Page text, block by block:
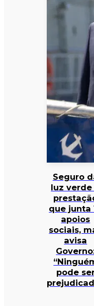
Seguro
luz verde
que junta
apoios
sociais,
avisa
pode